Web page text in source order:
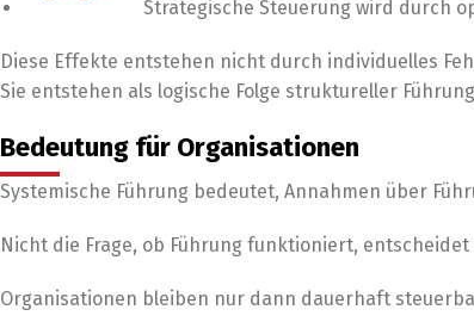
Strategische Steuerung wird durch
Diese Effekte entstehen nicht durch individuelles
Sie entstehen als logische Folge struktureller
Bedeutung für Organisationen
Systemische Führung bedeutet, Annahmen über
Nicht die Frage, ob Führung funktioniert,
Organisationen bleiben nur dann dauerhaft